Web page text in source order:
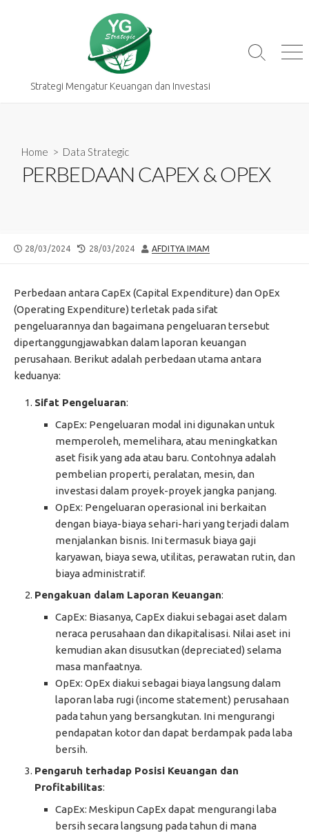
Strategi Mengatur Keuangan dan Investasi
Search
Home > Data Strategic
PERBEDAAN CAPEX & OPEX
PUBLISHED
28/03/2024
LAST
28/03/2024 AUTHOR
AFDITYA IMAM
Perbedaan antara CapEx (Capital Expenditure) dan OpEx
(Operating Expenditure) terletak pada sifat
pengeluarannya dan bagaimana pengeluaran tersebut
dipertanggungjawabkan dalam laporan keuangan
perusahaan. Berikut adalah perbedaan utama antara
keduanya:
Sifat Pengeluaran:
CapEx: Pengeluaran modal ini digunakan untuk
memperoleh, memelihara, atau meningkatkan
aset fisik yang ada atau baru. Contohnya adalah
pembelian properti, peralatan, mesin, dan
investasi dalam proyek-proyek jangka panjang.
OpEx: Pengeluaran operasional ini berkaitan
dengan biaya-biaya sehari-hari yang terjadi dalam
menjalankan bisnis. Ini termasuk biaya gaji
karyawan, biaya sewa, utilitas, perawatan rutin, dan
biaya administratif.
Pengakuan dalam Laporan Keuangan:
CapEx: Biasanya, CapEx diakui sebagai aset dalam
neraca perusahaan dan dikapitalisasi. Nilai aset ini
kemudian akan disusutkan (depreciated) selama
masa manfaatnya.
OpEx: OpEx diakui sebagai biaya langsung dalam
laporan laba rugi (income statement) perusahaan
pada tahun yang bersangkutan. Ini mengurangi
pendapatan kotor dan dapat berdampak pada laba
bersih.
Pengaruh terhadap Posisi Keuangan dan
Profitabilitas:
CapEx: Meskipun CapEx dapat mengurangi laba
bersih secara langsung pada tahun di mana